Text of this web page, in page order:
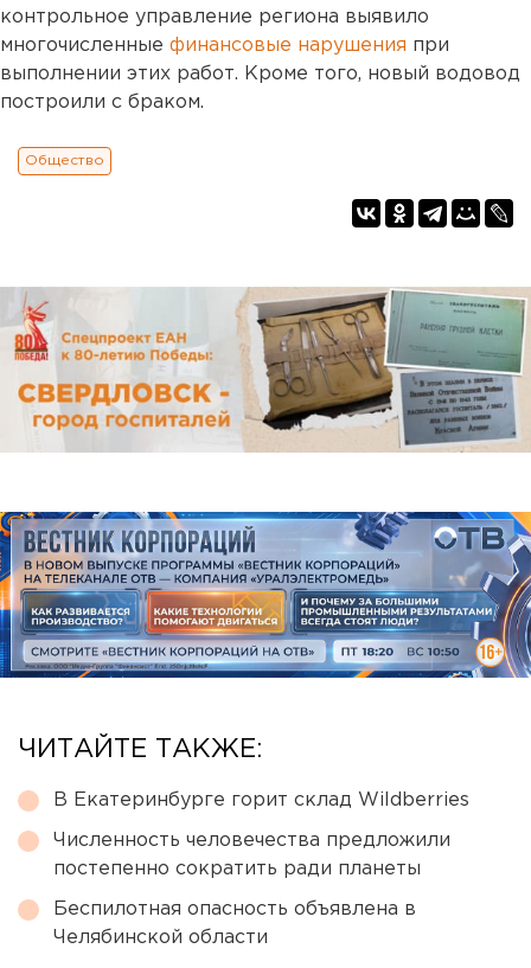
контрольное управление региона выявило
многочисленные финансовые нарушения при
выполнении этих работ. Кроме того, новый водовод
построили с браком.
Общество
ЧИТАЙТЕ ТАКЖЕ:
В Екатеринбурге горит склад Wildberries
Численность человечества предложили
постепенно сократить ради планеты
Беспилотная опасность объявлена в
Челябинской области